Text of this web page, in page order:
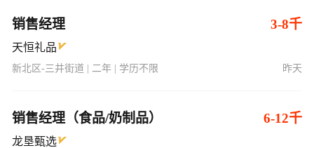
销售经理 3-8千
天恒礼品
新北区-三井街道 | 二年 | 学历不限 昨天
销售经理（食品/奶制品） 6-12千
龙垦甄选